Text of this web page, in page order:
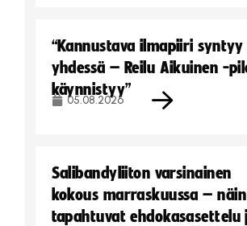
“Kannustava ilmapiiri syntyy
yhdessä – Reilu Aikuinen -
käynnistyy”
05.08.2026
Salibandyliiton varsinainen
kokous marraskuussa – näin
tapahtuvat ehdokasasettelu